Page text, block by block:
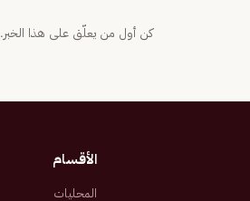
كن أول من يعلّق على هذا الخبر.
الأقسام
المحليات